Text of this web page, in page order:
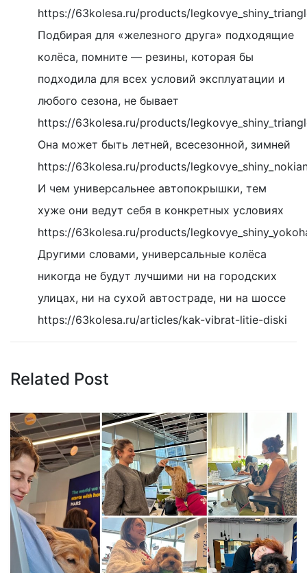
https://63kolesa.ru/products/
Подбирая для «железного друга» подходящие
колёса, помните — резины, которая бы
подходила для всех условий эксплуатации и
любого сезона, не бывает
https://63kolesa.ru/products/
Она может быть летней, всесезонной, зимней
https://63kolesa.ru/products/
И чем универсальнее автопокрышки, тем
хуже они ведут себя в конкретных условиях
https://63kolesa.ru/products/
Другими словами, универсальные колёса
никогда не будут лучшими ни на городских
улицах, ни на сухой автостраде, ни на шоссе
https://63kolesa.ru/articles/kak-vibrat-litie-diski
Related Post